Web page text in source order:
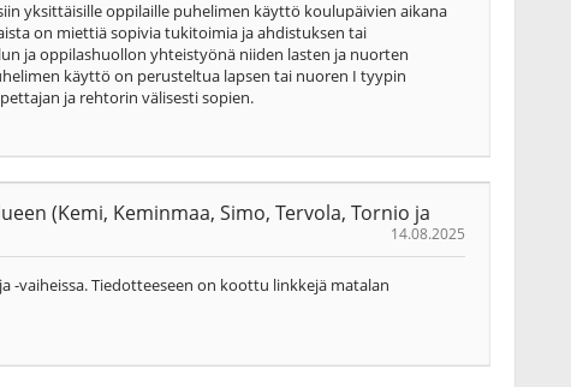
yksittäisille oppilaille puhelimen käyttö koulupäivien aikana
on miettiä sopivia tukitoimia ja ahdistuksen tai
ja oppilashuollon yhteistyönä niiden lasten ja nuorten
käyttö on perusteltua lapsen tai nuoren I tyypin
ja rehtorin välisesti sopien.
(Kemi, Keminmaa, Simo, Tervola, Tornio ja
14.08.2025
-vaiheissa. Tiedotteeseen on koottu linkkejä matalan